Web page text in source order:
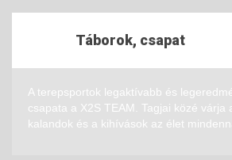
Táborok, csapat
A terepsportok legaktívabb és
csapata a X2S TEAM. Tagjai közé várja
kalandok és a kihívások az élet